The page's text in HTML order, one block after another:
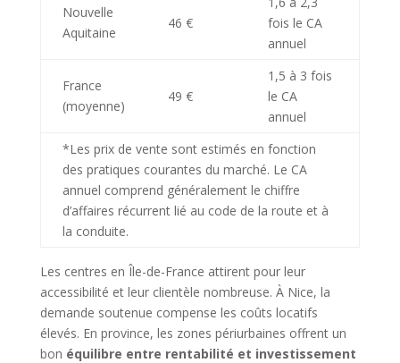
Nouvelle
Aquitaine
46 €
fois le CA
annuel
France
(moyenne)
49 €
1,5 à 3 fois
le CA
annuel
*Les prix de vente sont estimés en fonction
des pratiques courantes du marché. Le CA
annuel comprend généralement le chiffre
d’affaires récurrent lié au code de la route et à
la conduite.
Les centres en Île-de-France attirent pour leur
accessibilité et leur clientèle nombreuse. À Nice, la
demande soutenue compense les coûts locatifs
élevés. En province, les zones périurbaines offrent un
bon équilibre entre rentabilité et investissement